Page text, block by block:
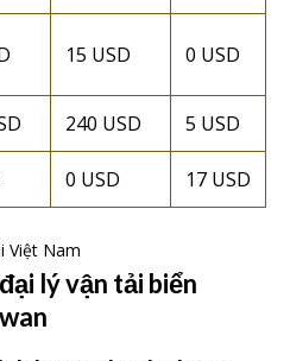
15 USD 0 USD
240 USD 5 USD
0 USD 17 USD
Việt Nam
lý vận tải biển